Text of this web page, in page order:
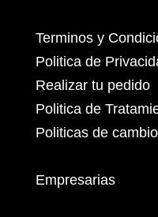
Terminos y
Politica de
Realizar tu pedido
Politica de
Politicas de
Empresarias